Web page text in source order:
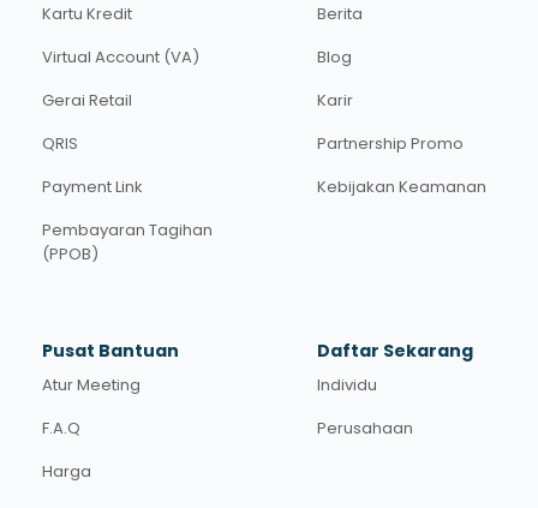
Kartu Kredit
Virtual Account (VA)
Gerai Retail
QRIS
Payment Link
Pembayaran Tagihan
(PPOB)
Berita
Blog
Karir
Partnership Promo
Kebijakan Keamanan
Pusat Bantuan
Atur Meeting
F.A.Q
Harga
Daftar Sekarang
Individu
Perusahaan